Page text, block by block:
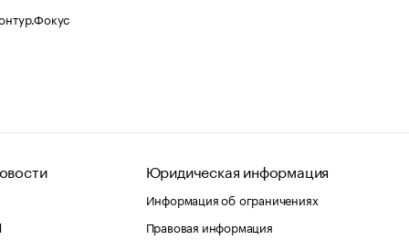
Юридическая информация
Информация об ограничениях
Правовая информация